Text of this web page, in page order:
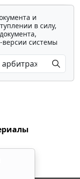
и
в силу,
версии системы